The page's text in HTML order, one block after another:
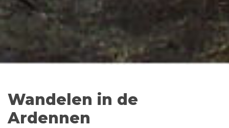
Wandelen in de
Ardennen